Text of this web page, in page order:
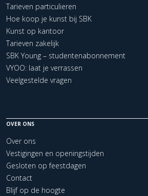
Tarieven particulieren
Hoe koop je kunst bij SBK
Kunst op kantoor
Tarieven zakelijk
SBK Young – studentenabonnement
VYOO: laat je verrassen
Veelgestelde vragen
OVER ONS
Over ons
Vestigingen en openingstijden
Gesloten op feestdagen
Contact
Blijf op de hoogte